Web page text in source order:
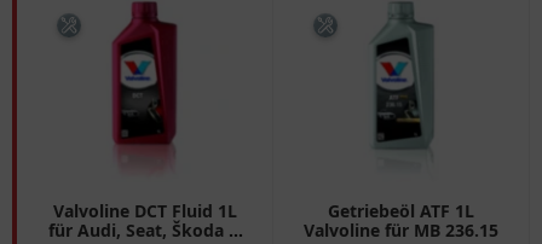
Valvoline DCT Fluid 1L
für Audi, Seat, Škoda &
Getriebeöl ATF 1L
Valvoline für MB 236.15